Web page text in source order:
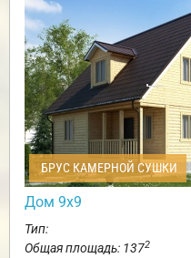
БРУС КАМЕРНОЙ СУШКИ
Дом 9х9
Тип:
Общая площадь: 1372